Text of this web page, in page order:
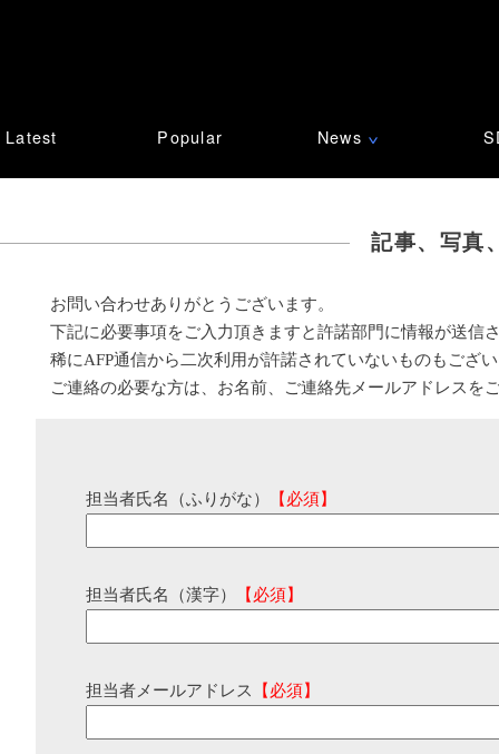
Latest Popular News ∨
記事、写真
お問い合わせありがとうございます。
下記に必要事項をご入力頂きますと許諾部門に情報が送信
稀にAFP通信から二次利用が許諾されていないものもござ
ご連絡の必要な方は、お名前、ご連絡先メールアドレスを
担当者氏名（ふりがな） 【必須】
担当者氏名（漢字） 【必須】
担当者メールアドレス 【必須】